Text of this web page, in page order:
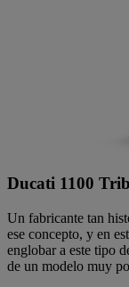
Ducati 1100
Un fabricante tan
ese concepto, y en
englobar a este tipo
de un modelo muy